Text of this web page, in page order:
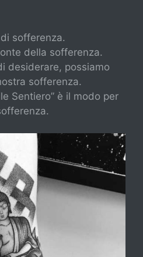
sofferenza.
della sofferenza.
desiderare, possiamo
sofferenza.
Sentiero” è il modo per